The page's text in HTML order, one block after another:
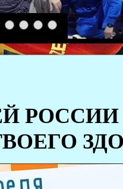
13 14 15 16
РОССИИ